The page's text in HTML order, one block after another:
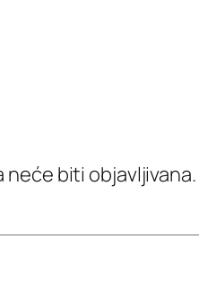
neće biti objavljivana.